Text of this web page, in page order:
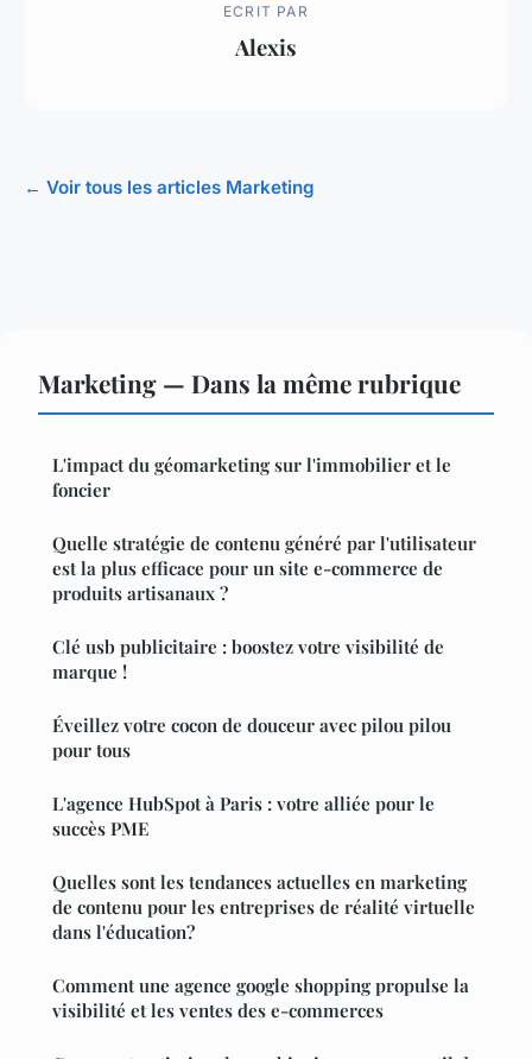
ECRIT PAR
Alexis
← Voir tous les articles Marketing
Marketing — Dans la même rubrique
L'impact du géomarketing sur l'immobilier et le
foncier
Quelle stratégie de contenu généré par l'utilisateur
est la plus efficace pour un site e-commerce de
produits artisanaux ?
Clé usb publicitaire : boostez votre visibilité de
marque !
Éveillez votre cocon de douceur avec pilou pilou
pour tous
L'agence HubSpot à Paris : votre alliée pour le
succès PME
Quelles sont les tendances actuelles en marketing
de contenu pour les entreprises de réalité virtuelle
dans l'éducation?
Comment une agence google shopping propulse la
visibilité et les ventes des e-commerces